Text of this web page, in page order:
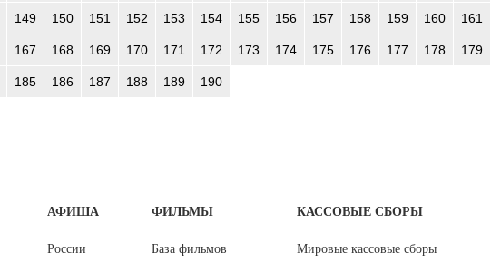
149 150 151 152 153 154 155 156 157 158 159 160 161
167 168 169 170 171 172 173 174 175 176 177 178 179
185 186 187 188 189 190
АФИША
России
ФИЛЬМЫ
База фильмов
КАССОВЫЕ СБОРЫ
Мировые кассовые сборы